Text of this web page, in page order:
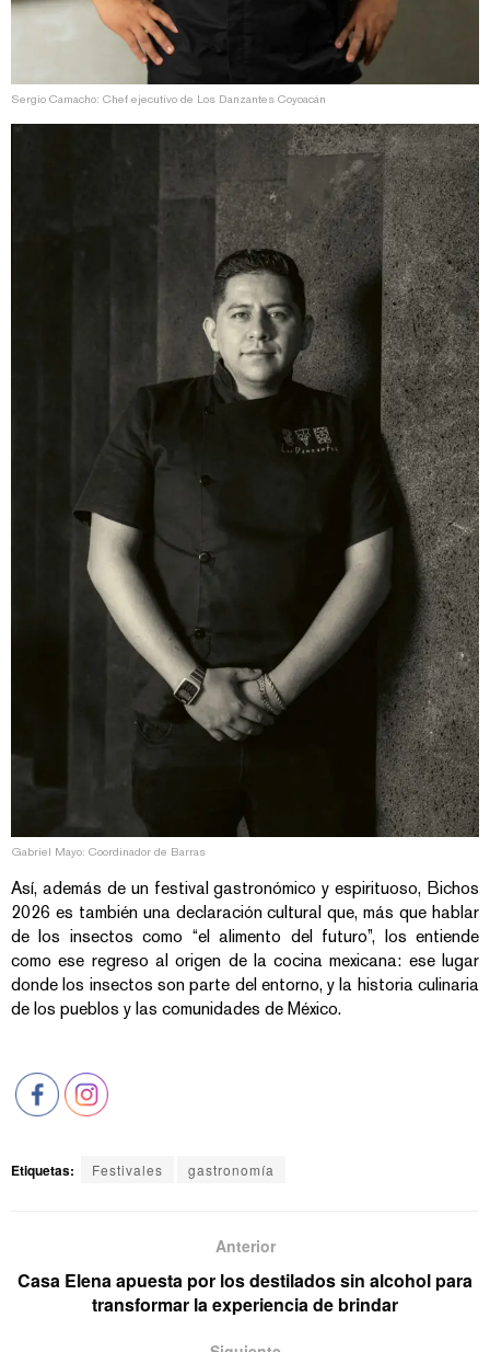
Sergio Camacho: Chef ejecutivo de Los Danzantes Coyoacán
Gabriel Mayo: Coordinador de Barras
Así, además de un festival gastronómico y espirituoso, Bichos
2026 es también una declaración cultural que, más que hablar
de los insectos como “el alimento del futuro”, los entiende
como ese regreso al origen de la cocina mexicana: ese lugar
donde los insectos son parte del entorno, y la historia culinaria
de los pueblos y las comunidades de México.
Etiquetas: Festivales gastronomía
Anterior
Casa Elena apuesta por los destilados sin alcohol para
transformar la experiencia de brindar